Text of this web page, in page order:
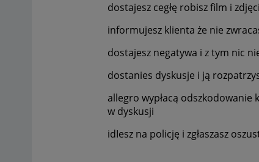
dostajesz cegłę robisz film i
informujesz klienta że nie
dostajesz negatywa i z tym nic
dostanies dyskusje i ją
allegro wypłacą odszkodowanie
w dyskusji
idIesz na policję i zgłaszasz